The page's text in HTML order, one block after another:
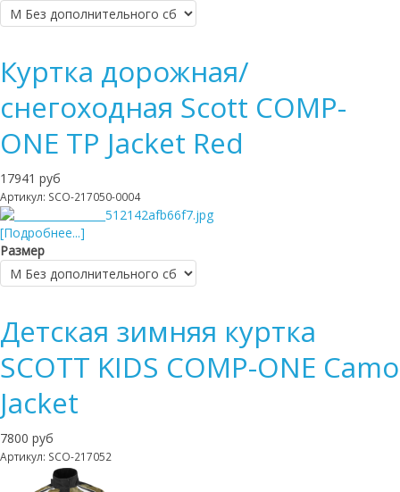
Куртка дорожная/
снегоходная Scott COMP-
ONE TP Jacket Red
17941 руб
Артикул: SCO-217050-0004
[Подробнее...]
Размер
Детская зимняя куртка
SCOTT KIDS COMP-ONE Camo
Jacket
7800 руб
Артикул: SCO-217052